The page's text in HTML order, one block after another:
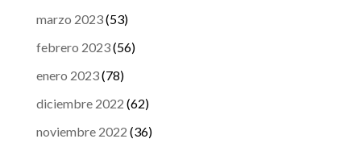
marzo 2023(53)
febrero 2023(56)
enero 2023(78)
diciembre 2022 (62)
noviembre 2022 (36)